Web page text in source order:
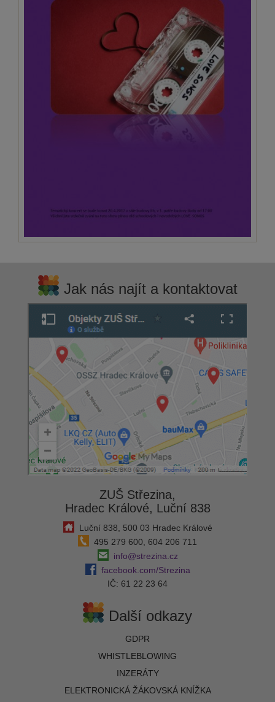
Jak nás najít a kontaktovat
ZUŠ Střezina,
Hradec Králové, Luční 838
Luční 838, 500 03 Hradec Králové
495 279 600, 604 206 711
info@strezina.cz
facebook.com/Strezina
IČ: 61 22 23 64
Další odkazy
GDPR
WHISTLEBLOWING
INZERÁTY
ELEKTRONICKÁ ŽÁKOVSKÁ KNÍŽKA